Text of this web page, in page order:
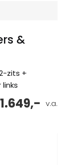
&
zits +
v.a.
1.649,-